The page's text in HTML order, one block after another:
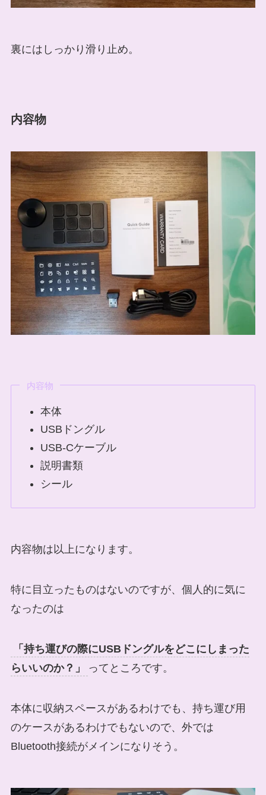
裏にはしっかり滑り止め。
内容物
内容物
本体
USBドングル
USB-Cケーブル
説明書類
シール
内容物は以上になります。
特に目立ったものはないのですが、個人的に気に
なったのは
「持ち運びの際にUSBドングルをどこにしまった
らいいのか？ 」 ってところです。
本体に収納スペースがあるわけでも、持ち運び用
のケースがあるわけでもないので、 外では
Bluetooth接続がメインになりそう 。